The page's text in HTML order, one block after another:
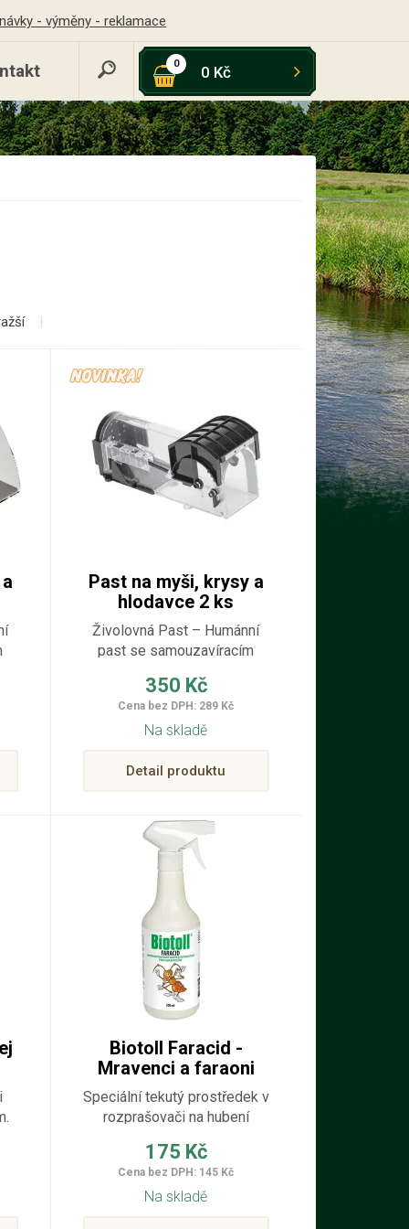
- výměny - reklamace
0 0 Kč
Past na myši, krysy a
hlodavce 2 ks
Živolovná Past – Humánní
past se samouzavíracím
350 Kč
Cena bez DPH: 289 Kč
Na skladě
Detail produktu
Biotoll Faracid -
Mravenci a faraoni
500 ml
Speciální tekutý prostředek v
rozprašovači na hubení
působí se zpožďujícím
účinkem - zanášení přípravku
do hnízda.
175 Kč
Cena bez DPH: 145 Kč
Na skladě